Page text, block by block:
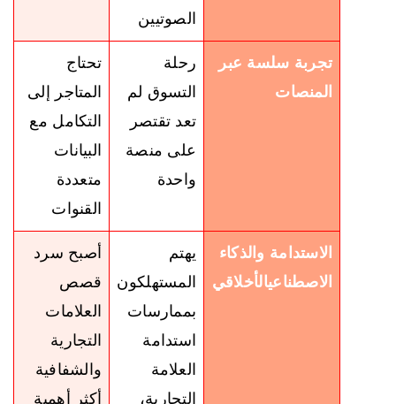
الصوتيين
تجربة سلسة عبر
المنصات
رحلة
التسوق لم
تعد تقتصر
على منصة
واحدة
تحتاج
المتاجر إلى
التكامل مع
البيانات
متعددة
القنوات
الاستدامة والذكاء
الاصطناعيالأخلاقي
يهتم
المستهلكون
بممارسات
استدامة
العلامة
التجارية،
أصبح سرد
قصص
العلامات
التجارية
والشفافية
أكثر أهمية